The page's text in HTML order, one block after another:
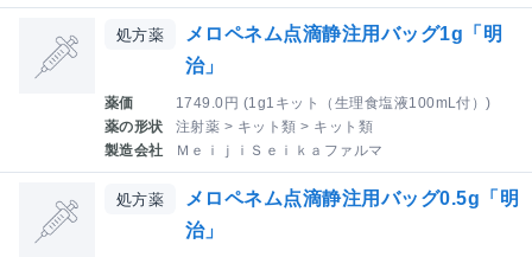
処方薬
メロペネム点滴静注用バッグ1g「明
治」
薬価
1749.0円 (1g1キット（生理食塩液100mL付）)
薬の形状
注射薬 > キット類 > キット類
製造会社
ＭｅｉｊｉＳｅｉｋａファルマ
処方薬
メロペネム点滴静注用バッグ0.5g「明
治」